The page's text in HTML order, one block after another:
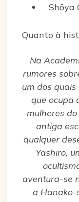
Shōya
Quanto à
Na
rumores
um dos
que ocupa
mulheres
antiga
qualquer
Yashiro,
aventura-se
a Hanako-